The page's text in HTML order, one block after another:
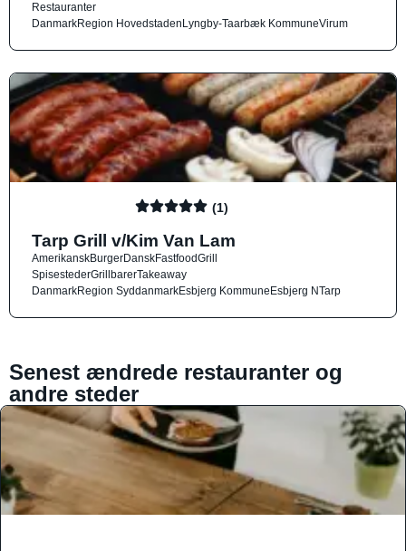
Restauranter
DanmarkRegion HovedstadenLyngby-Taarbæk KommuneVirum
(1)
Tarp Grill v/Kim Van Lam
AmerikanskBurgerDanskFastfoodGrill
SpisestederGrillbarerTakeaway
DanmarkRegion SyddanmarkEsbjerg KommuneEsbjerg NTarp
Senest ændrede restauranter og
andre steder